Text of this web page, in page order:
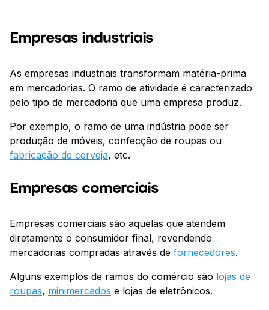
Empresas industriais
As empresas industriais transformam matéria-prima
em mercadorias. O ramo de atividade é caracterizado
pelo tipo de mercadoria que uma empresa produz.
Por exemplo, o ramo de uma indústria pode ser
produção de móveis, confecção de roupas ou
fabricação de cerveja, etc.
Empresas comerciais
Empresas comerciais são aquelas que atendem
diretamente o consumidor final, revendendo
mercadorias compradas através de fornecedores.
Alguns exemplos de ramos do comércio são lojas de
roupas, minimercados e lojas de eletrônicos.